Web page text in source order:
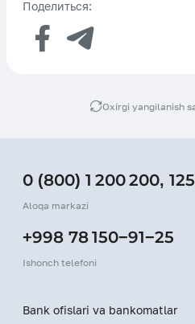
Поделиться:
Oxirgi yangilanish
0 (800) 1 200 200,
Aloqa markazi
+998 78 150−91−25
Ishonch telefoni
Bank ofislari va bankomatlar